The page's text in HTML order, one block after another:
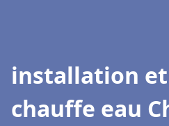
installation
chauffe eau